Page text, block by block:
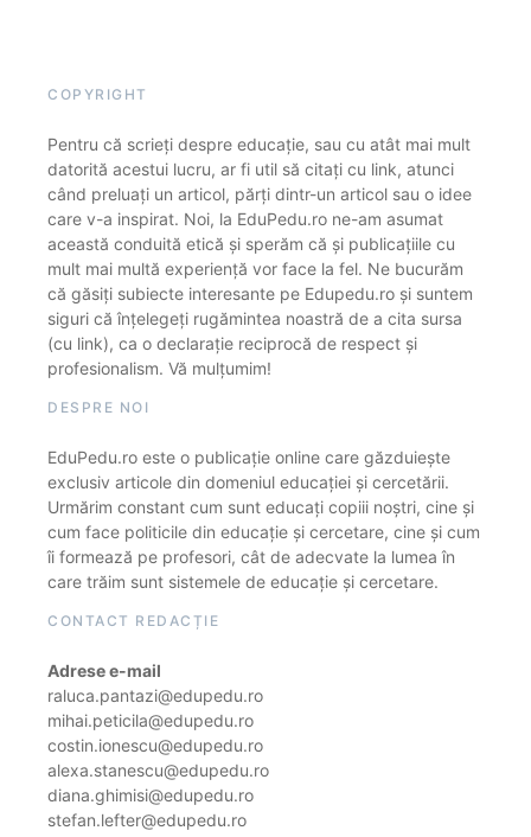
COPYRIGHT
Pentru că scrieți despre educație, sau cu atât mai mult
datorită acestui lucru, ar fi util să citați cu link, atunci
când preluați un articol, părți dintr-un articol sau o idee
care v-a inspirat. Noi, la EduPedu.ro ne-am asumat
această conduită etică și sperăm că și publicațiile cu
mult mai multă experiență vor face la fel. Ne bucurăm
că găsiți subiecte interesante pe Edupedu.ro și suntem
siguri că înțelegeți rugămintea noastră de a cita sursa
(cu link), ca o declarație reciprocă de respect și
profesionalism. Vă mulțumim!
DESPRE NOI
EduPedu.ro este o publicație online care găzduiește
exclusiv articole din domeniul educației și cercetării.
Urmărim constant cum sunt educați copiii noștri, cine și
cum face politicile din educație și cercetare, cine și cum
îi formează pe profesori, cât de adecvate la lumea în
care trăim sunt sistemele de educație și cercetare.
CONTACT REDACȚIE
Adrese e-mail
raluca.pantazi@edupedu.ro
mihai.peticila@edupedu.ro
costin.ionescu@edupedu.ro
alexa.stanescu@edupedu.ro
diana.ghimisi@edupedu.ro
stefan.lefter@edupedu.ro